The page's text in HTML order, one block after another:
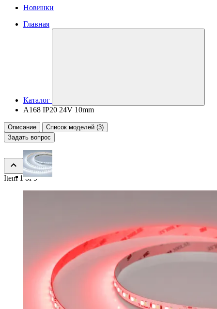
Новинки
Главная
Каталог
A168 IP20 24V 10mm
Описание
Список моделей (3)
Задать вопрос
Item 1 of 9